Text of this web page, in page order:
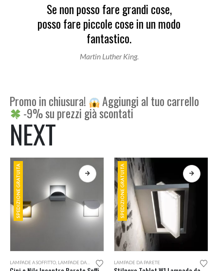
Se non posso fare grandi cose,
posso fare piccole cose in un modo
fantastico.
Martin Luther King.
Promo in chiusura! Aggiungi al tuo carrello
-9% su prezzi già scontati
NEXT
SPEDIZIONE GRATUITA
prodotto
LAMPADE A SOFFITTO LAMPADE DA PARETE
SPEDIZIONE GRATUITA
prodotto
LAMPADE DA PARETE